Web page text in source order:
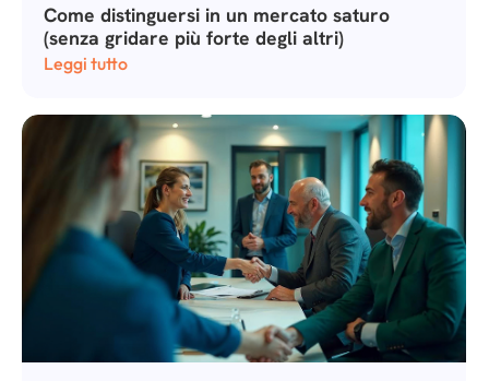
Come distinguersi in un mercato saturo
(senza gridare più forte degli altri)
Leggi tutto